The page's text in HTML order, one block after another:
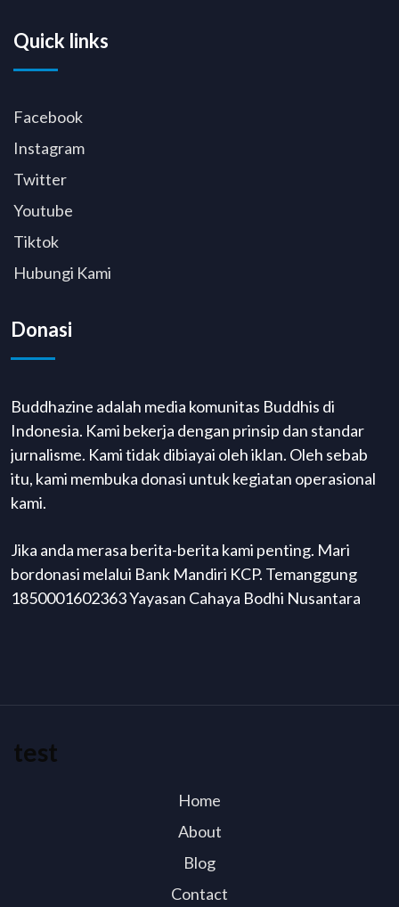
Quick links
Facebook
Instagram
Twitter
Youtube
Tiktok
Hubungi Kami
Donasi
Buddhazine adalah media komunitas Buddhis di
Indonesia. Kami bekerja dengan prinsip dan standar
jurnalisme. Kami tidak dibiayai oleh iklan. Oleh sebab
itu, kami membuka donasi untuk kegiatan operasional
kami.
Jika anda merasa berita-berita kami penting. Mari
bordonasi melalui Bank Mandiri KCP. Temanggung
1850001602363 Yayasan Cahaya Bodhi Nusantara
test
Home
About
Blog
Contact